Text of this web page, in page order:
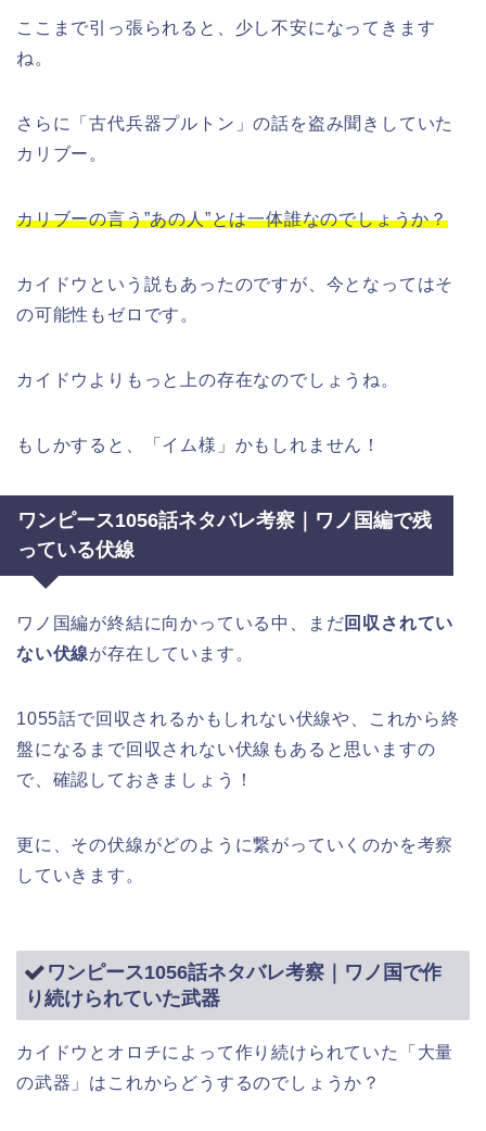
ここまで引っ張られると、少し不安になってきます
ね。
さらに「古代兵器プルトン」の話を盗み聞きしていた
カリブー。
カリブーの言う”あの人”とは一体誰なのでしょうか？
カイドウという説もあったのですが、今となってはそ
の可能性もゼロです。
カイドウよりもっと上の存在なのでしょうね。
もしかすると、「イム様」かもしれません！
ワンピース1056話ネタバレ考察｜ワノ国編で残
っている伏線
ワノ国編が終結に向かっている中、まだ回収されてい
ない伏線が存在しています。
1055話で回収されるかもしれない伏線や、これから終
盤になるまで回収されない伏線もあると思いますの
で、確認しておきましょう！
更に、その伏線がどのように繋がっていくのかを考察
していきます。
ワンピース1056話ネタバレ考察｜ワノ国で作
り続けられていた武器
カイドウとオロチによって作り続けられていた「大量
の武器」はこれからどうするのでしょうか？